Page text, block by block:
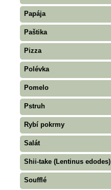
Papája
Paštika
Pizza
Polévka
Pomelo
Pstruh
Rybí pokrmy
Salát
Shii-take (Lentinus edodes)
Soufflé